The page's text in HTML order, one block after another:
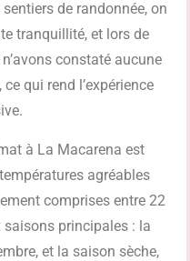
de randonnée, on
tranquillité, et lors de
constaté aucune
qui rend l’expérience
à La Macarena est
agréables
comprises entre 22
saisons principales : la
et la saison sèche,